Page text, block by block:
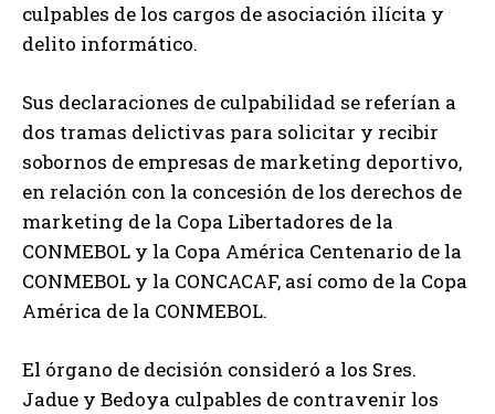
culpables de los cargos de asociación ilícita y
delito informático.
Sus declaraciones de culpabilidad se referían a
dos tramas delictivas para solicitar y recibir
sobornos de empresas de marketing deportivo,
en relación con la concesión de los derechos de
marketing de la Copa Libertadores de la
CONMEBOL y la Copa América Centenario de la
CONMEBOL y la CONCACAF, así como de la Copa
América de la CONMEBOL.
El órgano de decisión consideró a los Sres.
Jadue y Bedoya culpables de contravenir los